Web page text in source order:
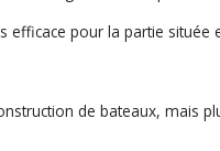
efficace pour la partie
de bateaux, mais